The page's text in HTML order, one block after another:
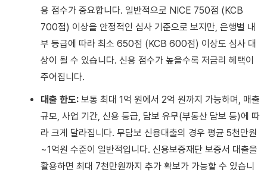
용 점수가 중요합니다. 일반적으로 NICE 750점 (KCB
700점) 이상을 안정적인 심사 기준으로 보지만, 은행별 내
부 등급에 따라 최소 650점 (KCB 600점) 이상도 심사 대
상이 될 수 있습니다. 신용 점수가 높을수록 저금리 혜택이
주어집니다.
대출 한도: 보통 최대 1억 원에서 2억 원까지 가능하며, 매출
규모, 사업 기간, 신용 등급, 담보 유무(부동산 담보 등)에 따
라 크게 달라집니다. 무담보 신용대출의 경우 평균 5천만원
~1억원 수준이 일반적입니다. 신용보증재단 보증서 대출을
활용하면 최대 7천만원까지 추가 확보가 가능할 수 있습니